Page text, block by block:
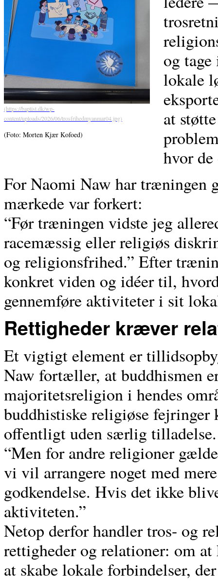
(Foto: Morten Kjær Kofoed)
og
lokale
at
hvor de
For Naomi Naw har træningen
mærkede var forkert:
“Før træningen vidste jeg
racemæssig eller religiøs
og religionsfrihed.” Efter
konkret viden og idéer til,
gennemføre aktiviteter i sit
Rettigheder kræver
Et vigtigt element er
Naw fortæller, at buddhismen
majoritetsreligion i hendes
buddhistiske religiøse fejringer
offentligt uden særlig tilladelse.
“Men for andre religioner
vi vil arrangere noget med
godkendelse. Hvis det ikke
aktiviteten.”
Netop derfor handler tros- og
rettigheder og relationer: om at
at skabe lokale forbindelser,